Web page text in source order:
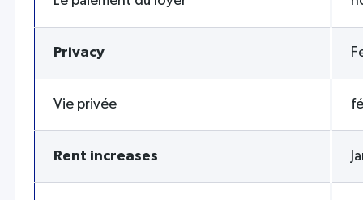
Privacy
Vie privée
Rent increases